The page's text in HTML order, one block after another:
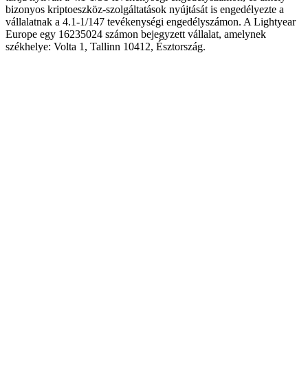
bizonyos kriptoeszköz-szolgáltatások nyújtását is engedélyezte a
vállalatnak a 4.1-1/147 tevékenységi engedélyszámon. A Lightyear
Europe egy 16235024 számon bejegyzett vállalat, amelynek
székhelye: Volta 1, Tallinn 10412, Észtország.